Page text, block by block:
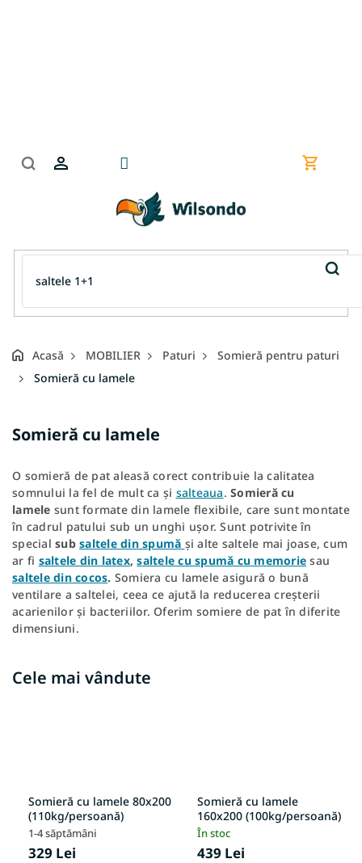
Coş
Acasă MOBILIER Paturi
Somieră pentru paturi
Somieră cu lamele
Somieră cu lamele
O somieră de pat aleasă corect contribuie la calitatea
somnului la fel de mult ca și salteaua. Somieră cu
lamele sunt formate din lamele flexibile, care sunt montate
în cadrul patului sub un unghi ușor. Sunt potrivite în
special sub saltele din spumă și alte saltele mai joase, cum
ar fi saltele din latex,saltele cu spumă cu memorie sau
saltele din cocos. Somiera cu lamele asigură o bună
ventilare a saltelei, ceea ce ajută la reducerea creșterii
acarienilor și bacteriilor. Oferim somiere de pat în diferite
dimensiuni.
Cele mai vândute
Somieră cu lamele 80x200
(110kg/persoană)
1-4 săptămâni
329 Lei
Somieră cu lamele
160x200 (100kg/persoană)
În stoc
439 Lei